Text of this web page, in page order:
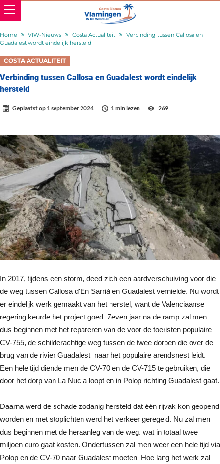
Home VIW-Nieuws Costa Actualiteit
Verbinding tussen Callosa en
Guadalest wordt eindelijk hersteld
COSTA ACTUALITEIT
Verbinding tussen Callosa en Guadalest wordt eindelijk
hersteld
Geplaatst op 1 september 2024 1 min lezen 269
In 2017, tijdens een storm, deed zich een aardverschuiving voor die
de weg tussen Callosa d’En Sarrià en Guadalest vernielde. Nu wordt
er eindelijk werk gemaakt van het herstel, want de Valenciaanse
regering keurde het project goed. Zeven jaar na de ramp zal men
dus beginnen met het repareren van de voor de toeristen populaire
CV-755, de schilderachtige weg tussen de twee dorpen die over de
brug van de rivier Guadalest naar het populaire arendsnest leidt.
Een hele tijd diende men de CV-70 en de CV-715 te gebruiken, die
door het dorp van La Nucía loopt en in Polop richting Guadalest gaat.
Daarna werd de schade zodanig hersteld dat één rijvak kon geopend
worden en met stoplichten werd het verkeer geregeld. Nu zal men
dus beginnen met de heraanleg van de weg, wat in totaal twee
miljoen euro gaat kosten. Ondertussen zal men weer een hele tijd via
Polop en de CV-70 naar Guadalest moeten. Hoe lang het werk zal